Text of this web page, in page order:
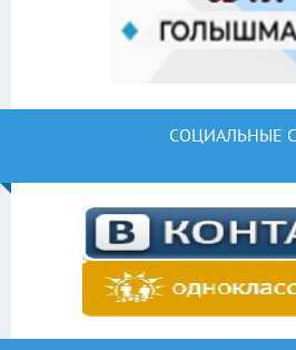
СОЦИАЛЬНЫЕ